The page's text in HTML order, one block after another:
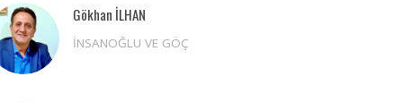
Gökhan İLHAN
İNSANOĞLU VE GÖÇ